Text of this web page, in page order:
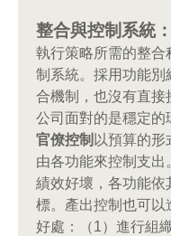
整合與控制系統
執行策略所需的整合
制系統。採用功能別
合機制，也沒有直接
公司面對的是穩定的
官僚控制 以預算的
由各功能來控制支出
績效好壞，各功能依
標。產出控制也可以
好處：（1）進行組